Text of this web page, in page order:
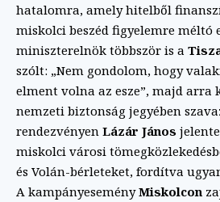
hatalomra, amely hitelből
miskolci beszéd figyelemre méltó
miniszterelnök többször is a
szólt: „Nem gondolom, hogy
elment volna az esze”, majd arra
nemzeti biztonság jegyében
rendezvényen Lázár János
miskolci városi
és Volán-bérleteket, fordítva
A kampányeseményMiskolcon